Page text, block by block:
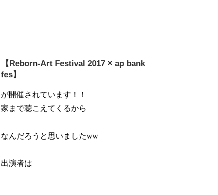
【Reborn-Art Festival 2017 × ap bank
fes】
が開催されています！！
家まで聴こえてくるから
なんだろうと思いましたww
出演者は